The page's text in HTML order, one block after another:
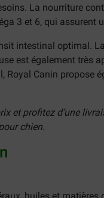
La nourriture
3 et 6, qui assurent
intestinal optimal.
est également très
Canin propose
et profitez d’une
chien.